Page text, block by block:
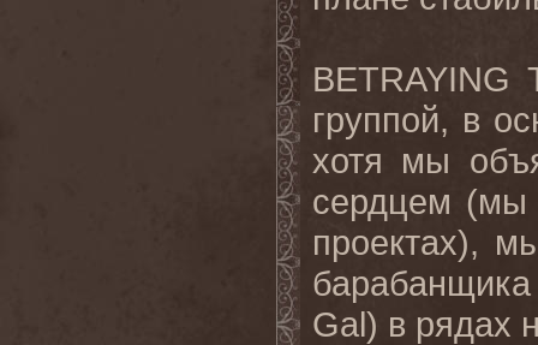
группой, в
хотя мы
сердцем (мы
проектах),
Gal) в рядах